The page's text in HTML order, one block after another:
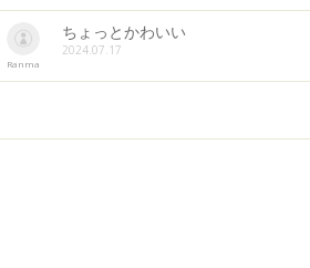
Ranma
ちょっとかわいい
2024.07.17